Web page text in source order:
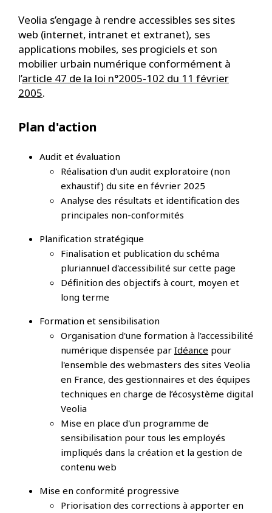
Veolia s’engage à rendre accessibles ses sites
web (internet, intranet et extranet), ses
applications mobiles, ses progiciels et son
mobilier urbain numérique conformément à
l’article 47 de la loi n°2005-102 du 11 février
2005.
Plan d'action
Audit et évaluation
Réalisation d'un audit exploratoire (non
exhaustif) du site en février 2025
Analyse des résultats et identification des
principales non-conformités
Planification stratégique
Finalisation et publication du schéma
pluriannuel d'accessibilité sur cette page
Définition des objectifs à court, moyen et
long terme
Formation et sensibilisation
Organisation d'une formation à l'accessibilité
numérique dispensée par Idéance pour
l'ensemble des webmasters des sites Veolia
en France, des gestionnaires et des équipes
techniques en charge de l’écosystème digital
Veolia
Mise en place d'un programme de
sensibilisation pour tous les employés
impliqués dans la création et la gestion de
contenu web
Mise en conformité progressive
Priorisation des corrections à apporter en